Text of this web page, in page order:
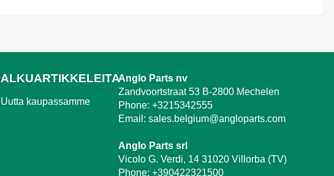
ALKUARTIKKELEITA
Uutta kaupassamme
Anglo Parts nv
Zandvoortstraat 53 B-2800 Mechelen
Phone: +3215342555
Email: sales.belgium@angloparts.com
Anglo Parts srl
Vicolo G. Verdi, 14 31020 Villorba (TV)
Phone: +390422321500